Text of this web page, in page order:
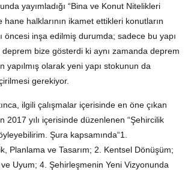
yayımladığı “Bina ve Konut Nitelikleri
hane halklarının ikamet ettikleri konutların
öncesi inşa edilmiş durumda; sadece bu yapı
bize gösterdi ki aynı zamanda deprem
yapılmış olarak yeni yapı stokunun da
gerekiyor.
ilgili çalışmalar içerisinde en öne çıkan
2017 yılı içerisinde düzenlenen “Şehircilik
Şura kapsamında“1.
Planlama ve Tasarım; 2. Kentsel Dönüşüm;
Uyum; 4. Şehirleşmenin Yeni Vizyonunda